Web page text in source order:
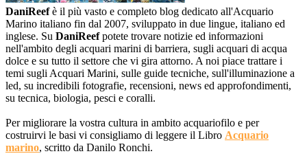
DaniReefè il più vasto e completo blog dedicato all'Acquario
Marino italiano fin dal 2007, sviluppato in due lingue, italiano ed
inglese. Su DaniReefpotete trovare notizie ed informazioni
nell'ambito degli acquari marini di barriera, sugli acquari di acqua
dolce e su tutto il settore che vi gira attorno. A noi piace trattare i
temi sugli Acquari Marini, sulle guide tecniche, sull'illuminazione a
led, su incredibili fotografie, recensioni, news ed approfondimenti,
su tecnica, biologia, pesci e coralli.
Per migliorare la vostra cultura in ambito acquariofilo e per
costruirvi le basi vi consigliamo di leggere il Libro Acquario
marino, scritto da Danilo Ronchi.